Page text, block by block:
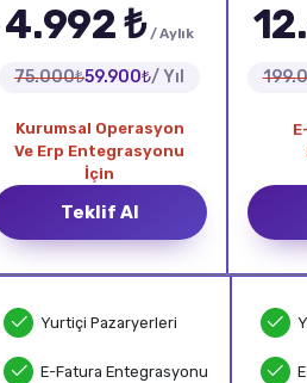
4.992 ₺ / Aylık
75.000₺59.900₺/ Yıl
Kurumsal Operasyon
Ve Erp Entegrasyonu
İçin
Teklif Al
Yurtiçi Pazaryerleri
E-Fatura Entegrasyonu